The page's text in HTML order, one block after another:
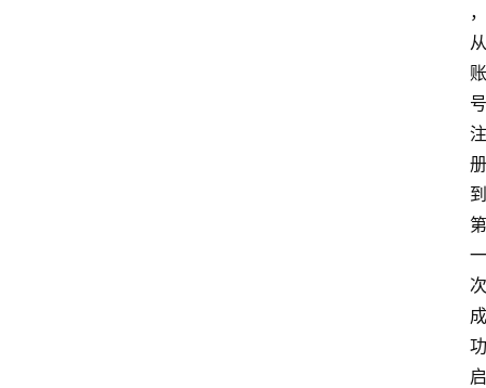
，
从
账
号
注
册
到
第
一
次
成
功
启